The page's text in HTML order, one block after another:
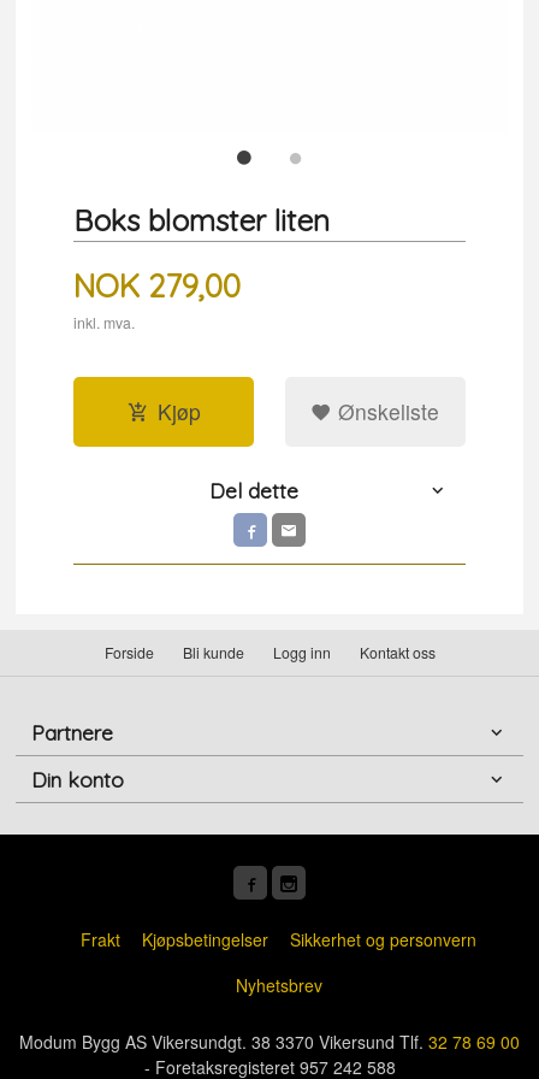
Boks blomster liten
NOK 279,00
inkl. mva.
Kjøp Ønskeliste
Del dette
Forside Bli kunde Logg inn Kontakt oss
Partnere
Din konto
Frakt Kjøpsbetingelser
Sikkerhet og personvern
Nyhetsbrev
Modum Bygg AS Vikersundgt. 38 3370 Vikersund Tlf. 32 78 69 00
- Foretaksregisteret 957 242 588